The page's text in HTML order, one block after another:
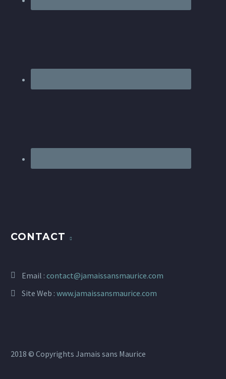
CONTACT
Email : contact@jamaissansmaurice.com
Site Web : www.jamaissansmaurice.com
2018 © Copyrights Jamais sans Maurice